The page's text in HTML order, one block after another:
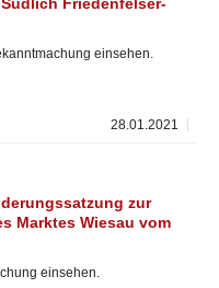
einsehen.
28.01.2021
zur
Marktes Wiesau vom
einsehen.